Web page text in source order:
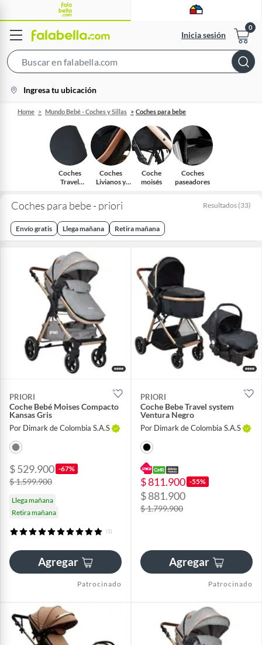
Inicia sesión
Bar
location-
icon
Ingresa tu ubicación
Home Mundo Bebé - Coches y Sillas Coches para bebe
Coches
Travel
Coches
Livianos y
Coche
moisés
Coches
paseadores
Coches para bebe - priori Resultados (33)
Envío gratis Llega mañana Retira mañana
PRIORI
Coche Bebé Moises Compacto
Kansas Gris
Por Dimark de Colombia S.A.S
$ 529.900 -67%
$ 1.599.900
Llega mañana
Retira mañana
(1)
Agregar
Patrocinado
PRIORI
Coche Bebe Travel system
Ventura Negro
Por Dimark de Colombia S.A.S
$ 811.900 -55%
$ 881.900
$ 1.799.900
Agregar
Patrocinado